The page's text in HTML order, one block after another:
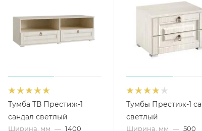
Тумба ТВ Престиж-1
сандал светлый
Ширина, мм — 1400
Тумбы Престиж-1
светлый
Ширина, мм — 500